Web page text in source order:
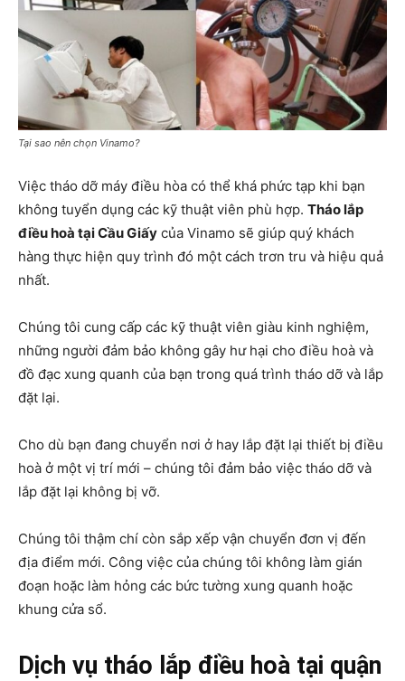
Tại sao nên chọn Vinamo?
Việc tháo dỡ máy điều hòa có thể khá phức tạp khi bạn
không tuyển dụng các kỹ thuật viên phù hợp. Tháo lắp
điều hoà tại Cầu Giấy của Vinamo sẽ giúp quý khách
hàng thực hiện quy trình đó một cách trơn tru và hiệu quả
nhất.
Chúng tôi cung cấp các kỹ thuật viên giàu kinh nghiệm,
những người đảm bảo không gây hư hại cho điều hoà và
đồ đạc xung quanh của bạn trong quá trình tháo dỡ và lắp
đặt lại.
Cho dù bạn đang chuyển nơi ở hay lắp đặt lại thiết bị điều
hoà ở một vị trí mới – chúng tôi đảm bảo việc tháo dỡ và
lắp đặt lại không bị vỡ.
Chúng tôi thậm chí còn sắp xếp vận chuyển đơn vị đến
địa điểm mới. Công việc của chúng tôi không làm gián
đoạn hoặc làm hỏng các bức tường xung quanh hoặc
khung cửa sổ.
Dịch vụ tháo lắp điều hoà tại quận